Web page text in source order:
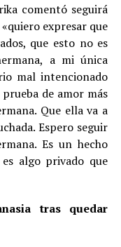
comentó seguirá
expresar que
que esto no es
a mi única
mal intencionado
de amor más
Que ella va a
Espero seguir
Es un hecho
algo privado que
tras quedar